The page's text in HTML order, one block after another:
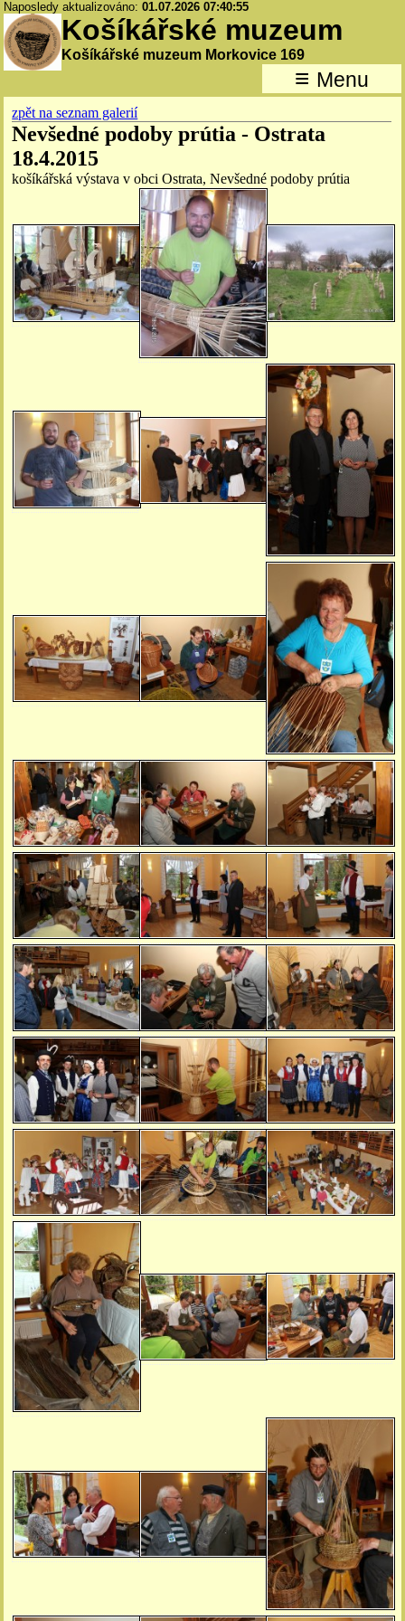
Naposledy aktualizováno:01.07.2026 07:40:55
Košíkářské muzeum
Košíkářské muzeum Morkovice 169
≡ Menu
zpět na seznam galerií
Nevšedné podoby prútia - Ostrata
18.4.2015
košíkářská výstava v obci Ostrata, Nevšedné podoby prútia